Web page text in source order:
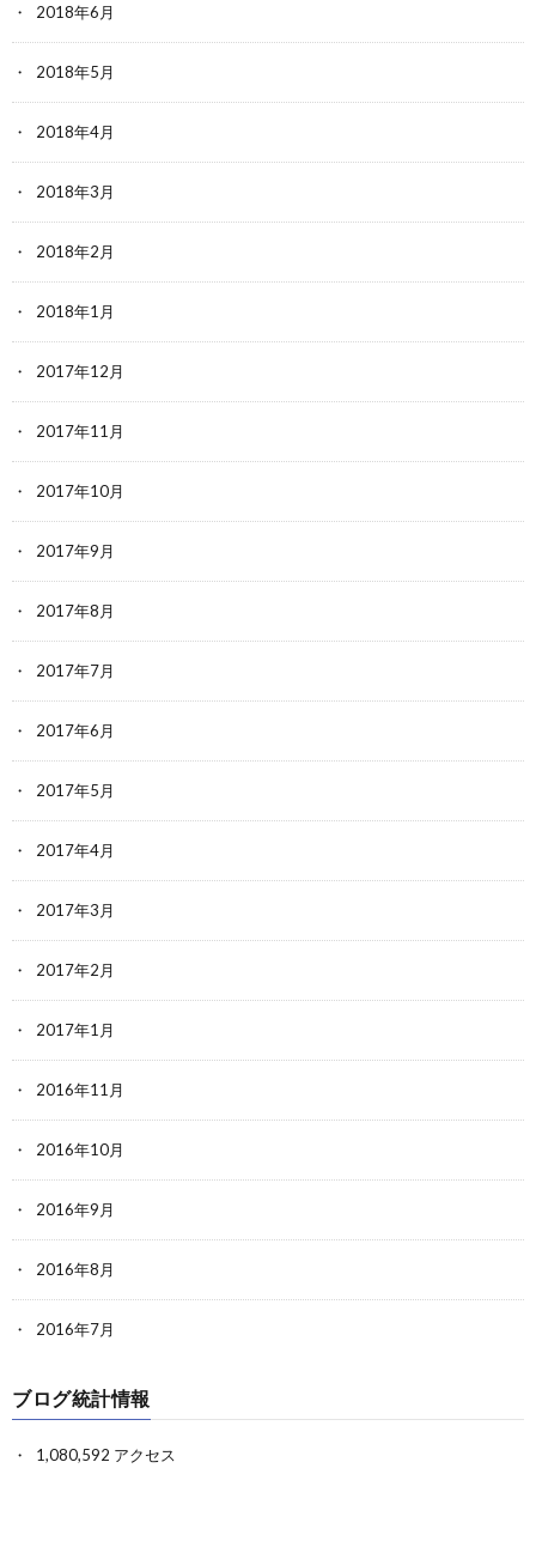
2018年6月
2018年5月
2018年4月
2018年3月
2018年2月
2018年1月
2017年12月
2017年11月
2017年10月
2017年9月
2017年8月
2017年7月
2017年6月
2017年5月
2017年4月
2017年3月
2017年2月
2017年1月
2016年11月
2016年10月
2016年9月
2016年8月
2016年7月
ブログ統計情報
1,080,592 アクセス